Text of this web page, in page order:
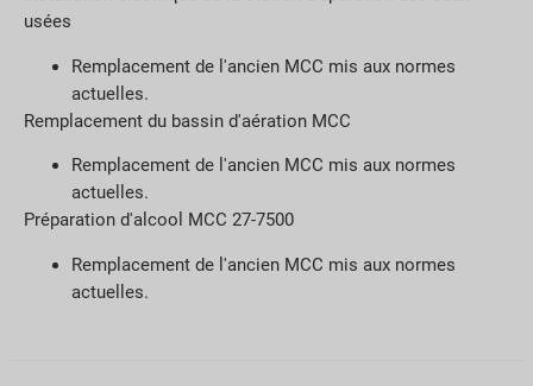
usées
Remplacement de l'ancien MCC mis aux normes
actuelles.
Remplacement du bassin d'aération MCC
Remplacement de l'ancien MCC mis aux normes
actuelles.
Préparation d'alcool MCC 27-7500
Remplacement de l'ancien MCC mis aux normes
actuelles.